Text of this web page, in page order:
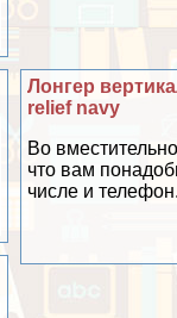
Лонгер
relief navy
Во
что вам
числе и